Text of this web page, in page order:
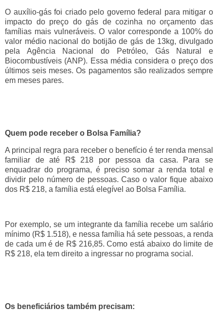
O auxílio-gás foi criado pelo governo federal para mitigar o
impacto do preço do gás de cozinha no orçamento das
famílias mais vulneráveis. O valor corresponde a 100% do
valor médio nacional do botijão de gás de 13kg, divulgado
pela Agência Nacional do Petróleo, Gás Natural e
Biocombustíveis (ANP). Essa média considera o preço dos
últimos seis meses. Os pagamentos são realizados sempre
em meses pares.
Quem pode receber o Bolsa Família?
A principal regra para receber o benefício é ter renda mensal
familiar de até R$ 218 por pessoa da casa. Para se
enquadrar do programa, é preciso somar a renda total e
dividir pelo número de pessoas. Caso o valor fique abaixo
dos R$ 218, a família está elegível ao Bolsa Família.
Por exemplo, se um integrante da família recebe um salário
mínimo (R$ 1.518), e nessa família há sete pessoas, a renda
de cada um é de R$ 216,85. Como está abaixo do limite de
R$ 218, ela tem direito a ingressar no programa social.
Os beneficiários também precisam: